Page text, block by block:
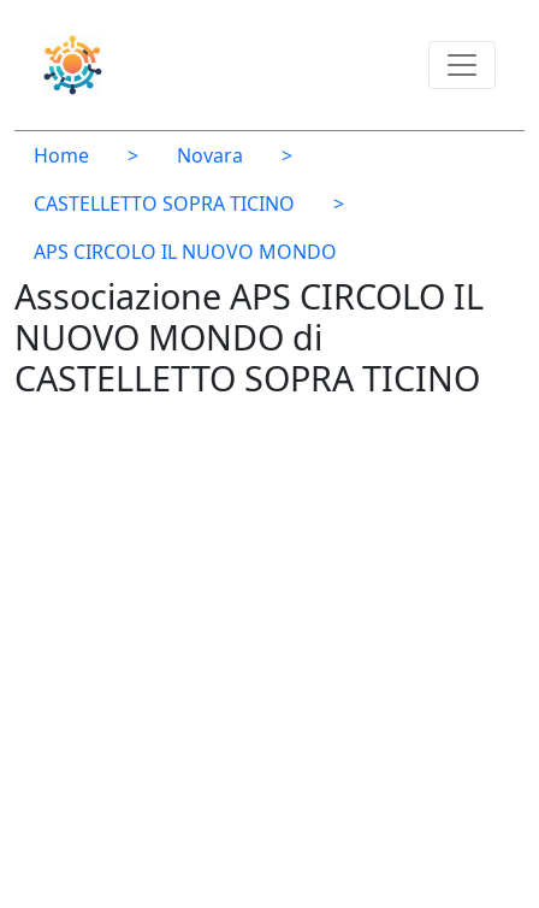
Home > Novara
>
CASTELLETTO SOPRA TICINO
>
APS CIRCOLO IL NUOVO MONDO
Associazione APS CIRCOLO IL
NUOVO MONDO di
CASTELLETTO SOPRA TICINO